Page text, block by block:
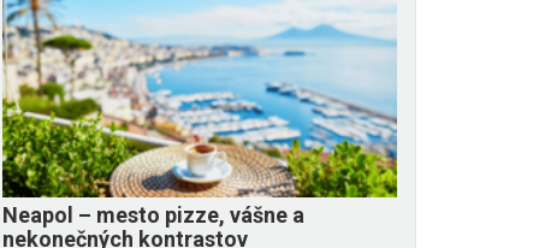
Neapol – mesto pizze, vášne a
nekonečných kontrastov